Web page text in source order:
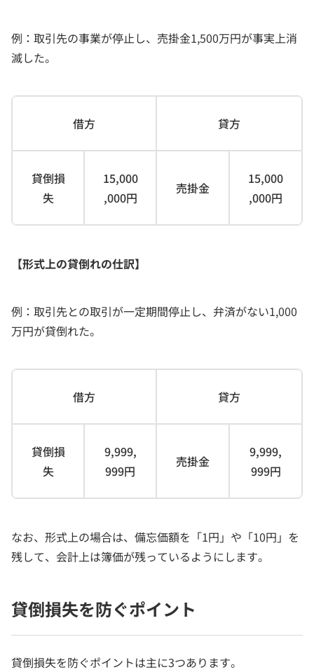
例：取引先の事業が停止し、売掛金1,500万円が事実上消
滅した。
借方 貸方
貸倒損
失
15,000
,000円
売掛金
15,000
,000円
【形式上の貸倒れの仕訳】
例：取引先との取引が一定期間停止し、弁済がない1,000
万円が貸倒れた。
借方 貸方
貸倒損
失
9,999,
999円
売掛金
9,999,
999円
なお、形式上の場合は、備忘価額を「1円」や「10円」を
残して、会計上は簿価が残っているようにします。
貸倒損失を防ぐポイント
貸倒損失を防ぐポイントは主に3つあります。